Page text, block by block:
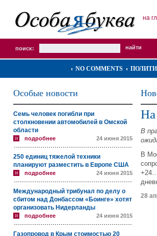
на
поиск:
NO COMMENTS
Особые новости
Семь человек погибли при
столкновении автомобилей в Омской
области
подробнее 24 июня 2015
250 единиц тяжелой техники
планируют разместить в Европе США
подробнее 24 июня 2015
Международный трибунал по делу о
сбитом над Донбассом «Боинге» хотят
организовать Нидерланды
подробнее 24 июня 2015
Газопровод в Крым стоимостью 20
На
В
В
28